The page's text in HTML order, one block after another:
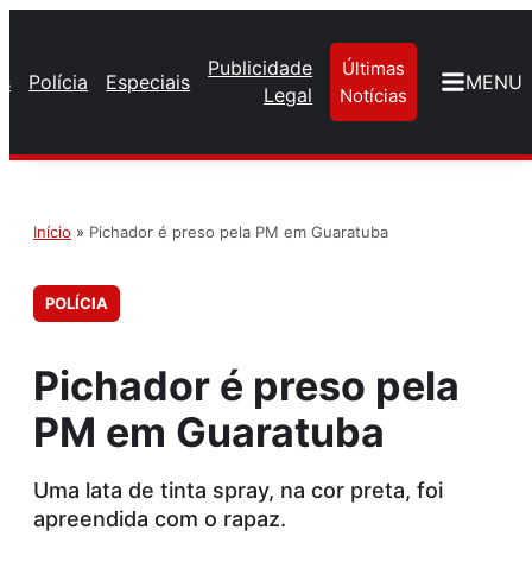
Polícia Especiais
Publicidade
Legal
Últimas
Notícias
MENU
Início » Pichador é preso pela PM em Guaratuba
POLÍCIA
Pichador é preso pela
PM em Guaratuba
Uma lata de tinta spray, na cor preta, foi
apreendida com o rapaz.